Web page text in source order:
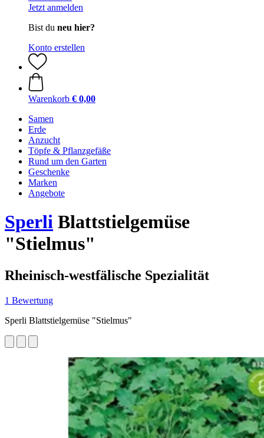
Jetzt anmelden
Bist du neu hier?
Konto erstellen
Warenkorb € 0,00
Samen
Erde
Anzucht
Töpfe & Pflanzgefäße
Rund um den Garten
Geschenke
Marken
Angebote
Sperli Blattstielgemüse
"Stielmus"
Rheinisch-westfälische Spezialität
1 Bewertung
Sperli Blattstielgemüse "Stielmus"